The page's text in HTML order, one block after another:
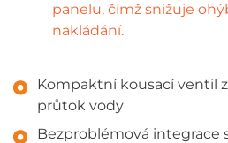
panelu, čímž snižuje
nakládání.
Kompaktní kousací ventil
průtok vody
Bezproblémová integrace